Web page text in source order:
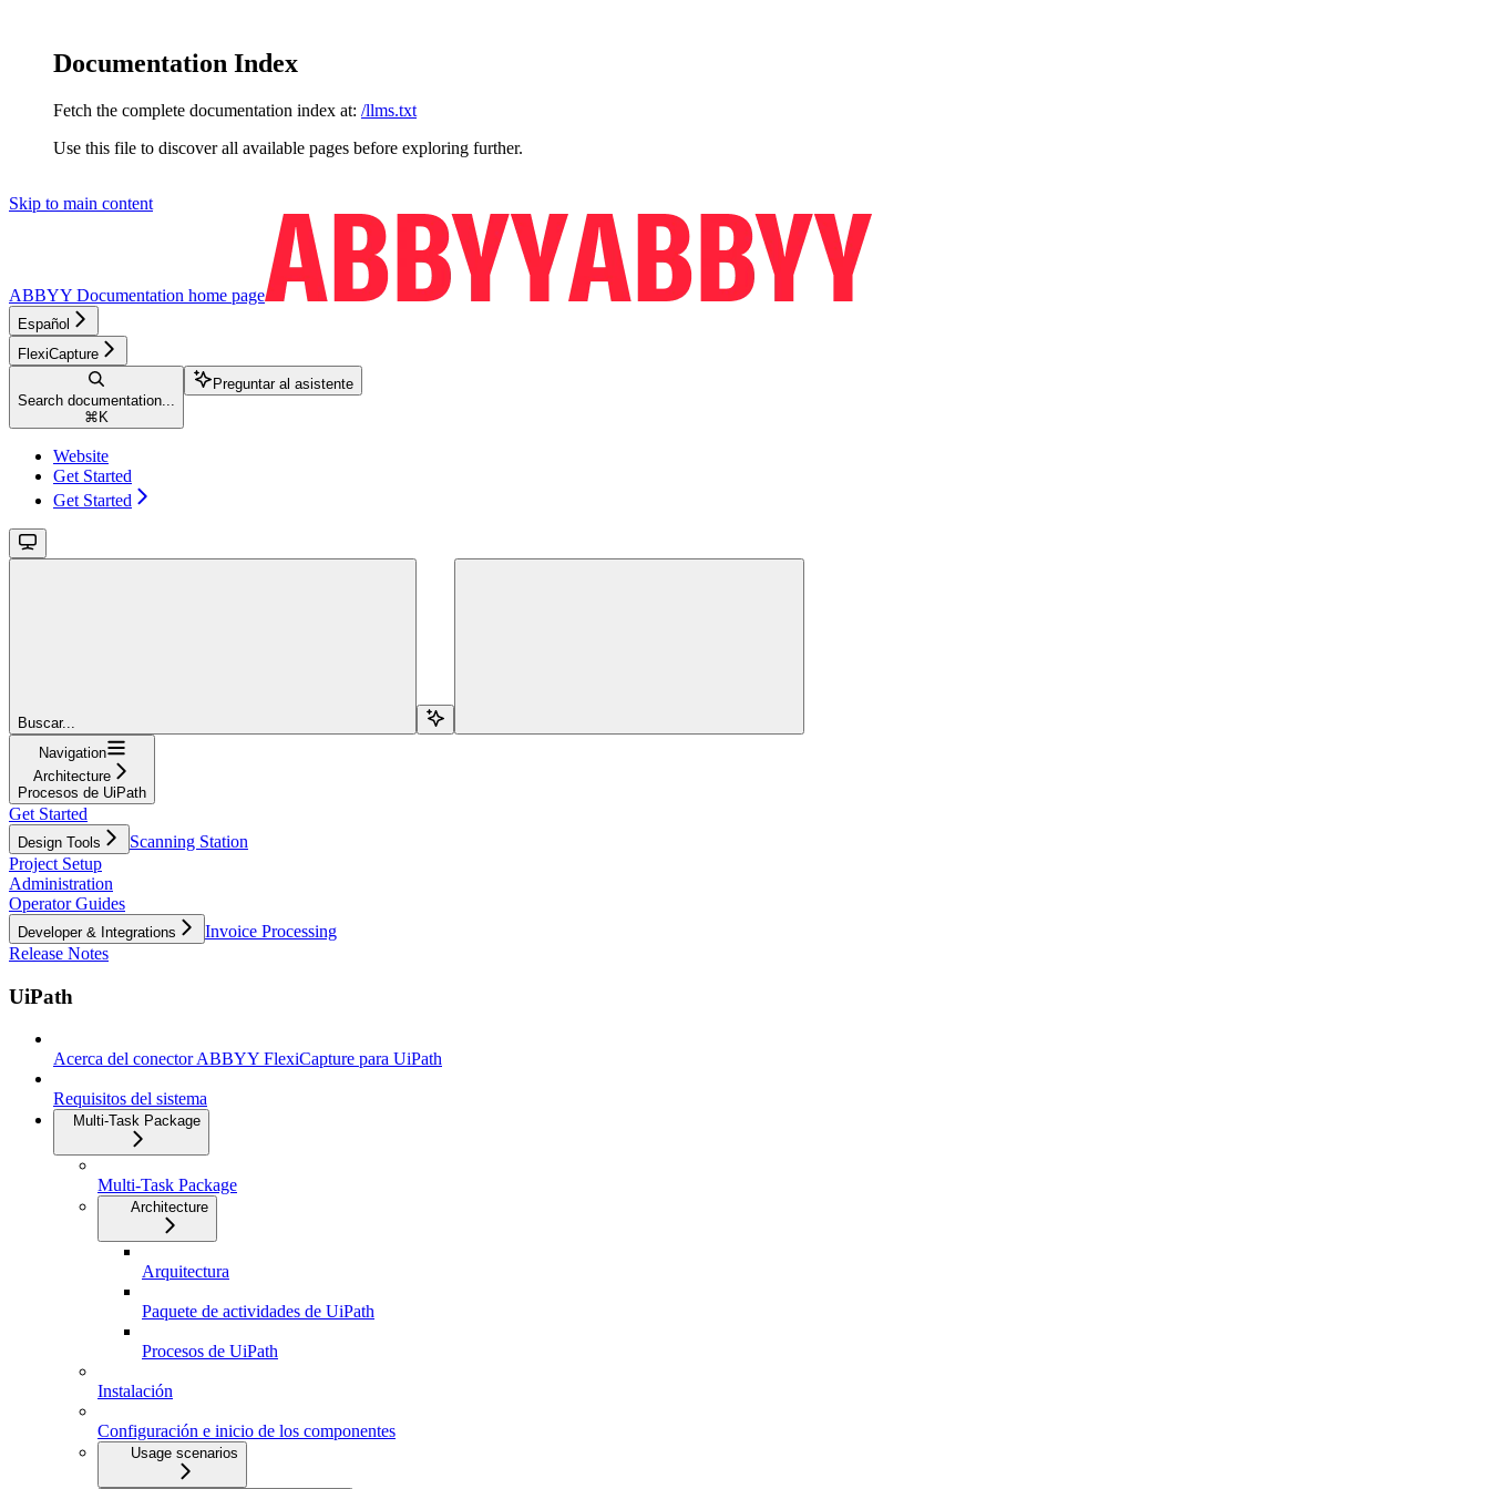
Documentation Index
Fetch the complete documentation index at: /llms.txt
Use this file to discover all available pages before exploring further.
Skip to main content
ABBYY Documentation home page
Español
FlexiCapture
Search documentation...
⌘ K
Preguntar al asistente
Website
Get Started
Get Started
Buscar...
Navigation
Architecture
Procesos de UiPath
Get Started
Design Tools
Scanning Station
Project Setup
Administration
Operator Guides
Developer & Integrations
Invoice Processing
Release Notes
UiPath
Acerca del conector ABBYY FlexiCapture para UiPath
Requisitos del sistema
Multi-Task Package
Multi-Task Package
Architecture
Arquitectura
Paquete de actividades de UiPath
Procesos de UiPath
Instalación
Configuración e inicio de los componentes
Usage scenarios